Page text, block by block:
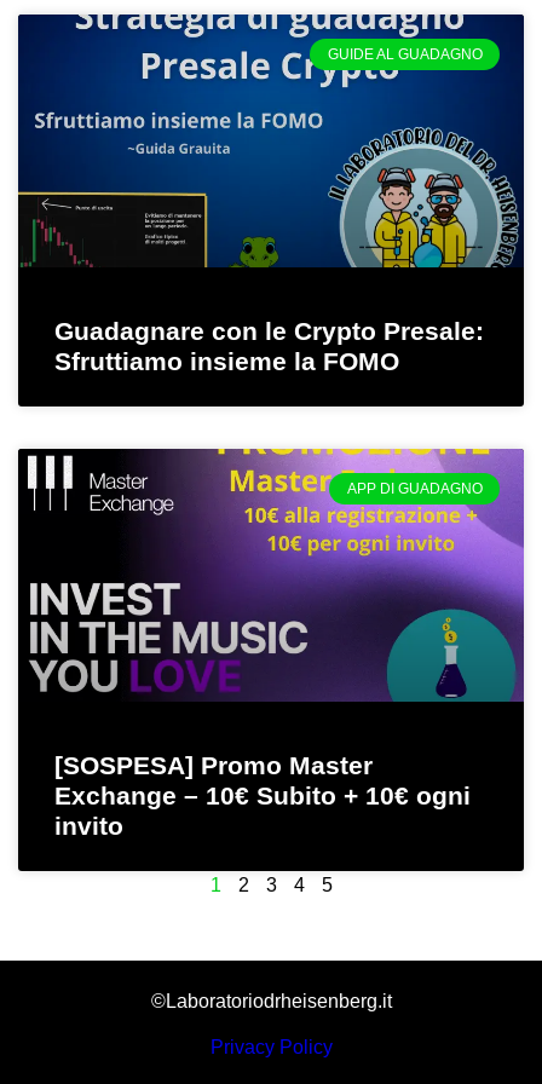
GUIDE AL GUADAGNO
Guadagnare con le Crypto Presale:
Sfruttiamo insieme la FOMO
APP DI GUADAGNO
[SOSPESA] Promo Master
Exchange – 10€ Subito + 10€ ogni
invito
1 2 3 4 5
©Laboratoriodrheisenberg.it
Privacy Policy